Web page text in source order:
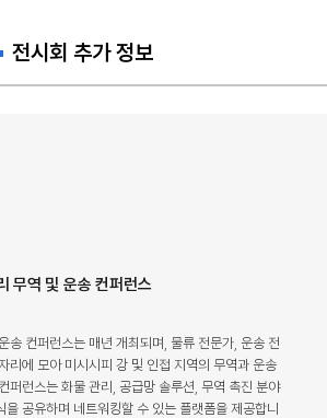
전시회 추가 정보
무역 및 운송 컨퍼런스
송 컨퍼런스는 매년 개최되며, 물류 전문가, 운송 전
리에 모아 미시시피 강 및 인접 지역의 무역과 운송
퍼런스는 화물 관리, 공급망 솔루션, 무역 촉진 분야
을 공유하며 네트워킹할 수 있는 플랫폼을 제공합니